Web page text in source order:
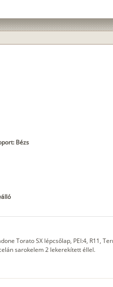
Bézs
Torato SX lépcsőlap, PEI:4, R11,
sarokelem 2 lekerekített éllel.